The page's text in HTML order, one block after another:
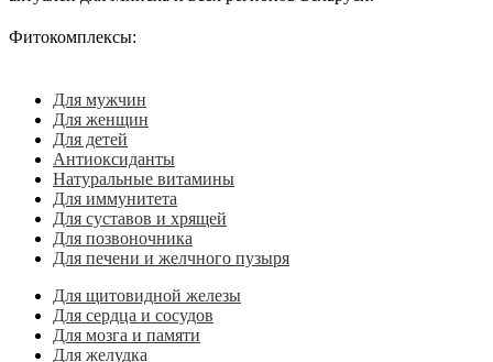
Фитокомплексы:
Для мужчин
Для женщин
Для детей
Антиоксиданты
Натуральные витамины
Для иммунитета
Для суставов и хрящей
Для позвоночника
Для печени и желчного пузыря
Для щитовидной железы
Для сердца и сосудов
Для мозга и памяти
Для желудка